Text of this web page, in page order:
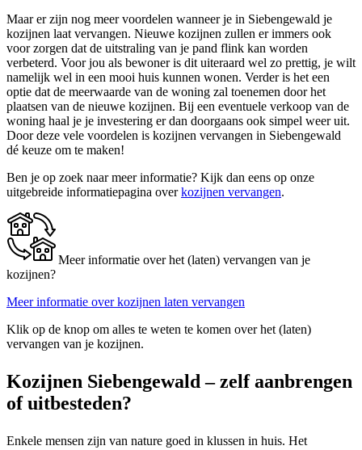
Maar er zijn nog meer voordelen wanneer je in Siebengewald je
kozijnen laat vervangen. Nieuwe kozijnen zullen er immers ook
voor zorgen dat de uitstraling van je pand flink kan worden
verbeterd. Voor jou als bewoner is dit uiteraard wel zo prettig, je wilt
namelijk wel in een mooi huis kunnen wonen. Verder is het een
optie dat de meerwaarde van de woning zal toenemen door het
plaatsen van de nieuwe kozijnen. Bij een eventuele verkoop van de
woning haal je je investering er dan doorgaans ook simpel weer uit.
Door deze vele voordelen is kozijnen vervangen in Siebengewald
dé keuze om te maken!
Ben je op zoek naar meer informatie? Kijk dan eens op onze
uitgebreide informatiepagina overkozijnen vervangen.
Meer informatie over het (laten) vervangen van je
kozijnen?
Meer informatie over kozijnen laten vervangen
Klik op de knop om alles te weten te komen over het (laten)
vervangen van je kozijnen.
Kozijnen Siebengewald – zelf aanbrengen
of uitbesteden?
Enkele mensen zijn van nature goed in klussen in huis. Het